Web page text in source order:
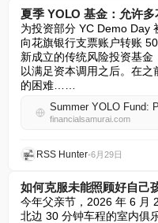
夏季 YOLO 基金：允许多
为投资部分 YC Demo Day
向花旗银行支票账户转账
新成立的传统风险投资基
以满足资本调用之后。在
的困难……
financialsamurai.com
RSS Hunter•6月29日
如何克服未能照顾好自己
今年父亲节，2026 年 6 月
北边 30 分钟车程的室内俱